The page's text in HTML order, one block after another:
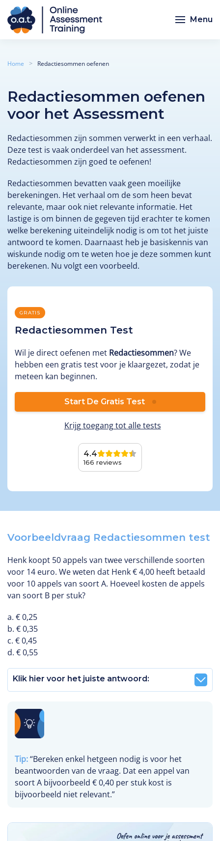
Skip to main content
Menu
Home Redactiesommen oefenen
Redactiesommen oefenen
voor het Assessment
Redactiesommen zijn sommen verwerkt in een verhaal.
Deze test is vaak onderdeel van het assessment.
Redactiesommen zijn goed te oefenen!
Redactiesommen bevatten vaak geen moeilijke
berekeningen. Het verhaal om de som heen bevat
relevante, maar ook niet relevante informatie. Het
lastige is om binnen de gegeven tijd erachter te komen
welke berekening uiteindelijk nodig is om tot het juiste
antwoord te komen. Daarnaast heb je basiskennis van
wiskunde nodig om te weten hoe je deze sommen kunt
berekenen. Nu volgt een voorbeeld.
GRATIS
Redactiesommen Test
Wil je direct oefenen met Redactiesommen? We
hebben een gratis test voor je klaargezet, zodat je
meteen kan beginnen.
Start De Gratis Test
Krijg toegang tot alle tests
4.4
166 reviews
Voorbeeldvraag Redactiesommen test
Henk koopt 50 appels van twee verschillende soorten
voor 14 euro. We weten dat Henk € 4,00 heeft betaald
voor 10 appels van soort A. Hoeveel kosten de appels
van soort B per stuk?
a. € 0,25
b. € 0,35
c. € 0,45
d. € 0,55
Klik hier voor het juiste antwoord:
Tip:“Bereken enkel hetgeen nodig is voor het
beantwoorden van de vraag. Dat een appel van
soort A bijvoorbeeld € 0,40 per stuk kost is
bijvoorbeeld niet relevant.”